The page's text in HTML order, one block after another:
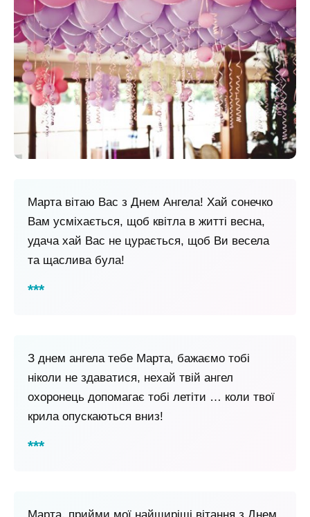
Марта вітаю Вас з Днем Ангела! Хай сонечко
Вам усміхається, щоб квітла в житті весна,
удача хай Вас не цурається, щоб Ви весела
та щаслива була!
З днем ​​ангела тебе Марта, бажаємо тобі
ніколи не здаватися, нехай твій ангел
охоронець допомагає тобі летіти … коли твої
крила опускаються вниз!